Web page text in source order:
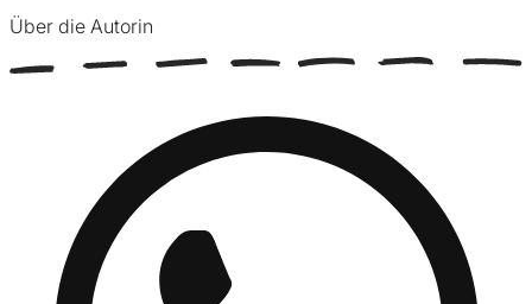
Über die Autorin